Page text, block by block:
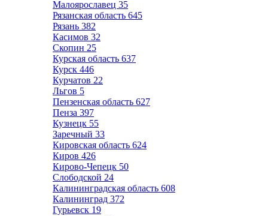
Малоярославец 35
Рязанская область 645
Рязань 382
Касимов 32
Скопин 25
Курская область 637
Курск 446
Курчатов 22
Льгов 5
Пензенская область 627
Пенза 397
Кузнецк 55
Заречный 33
Кировская область 624
Киров 426
Кирово-Чепецк 50
Слободской 24
Калининградская область 608
Калининград 372
Гурьевск 19